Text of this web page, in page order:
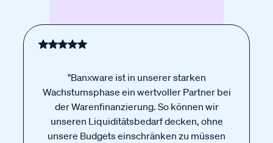
"Banxware ist in unserer starken
Wachstumsphase ein wertvoller Partner bei
der Warenfinanzierung. So können wir
unseren Liquiditätsbedarf decken, ohne
unsere Budgets einschränken zu müssen